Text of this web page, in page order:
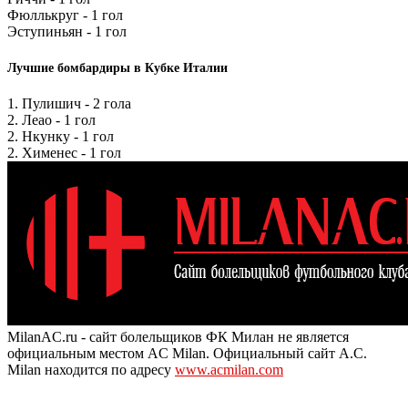
Фюллькруг - 1 гол
Эступиньян - 1 гол
Лучшие бомбардиры в Кубке Италии
1. Пулишич - 2 гола
2. Леао - 1 гол
2. Нкунку - 1 гол
2. Хименес - 1 гол
MilanAC.ru - сайт болельщиков ФК Милан не является
официальным местом AC Milan. Официальный сайт A.C.
Milan находится по адресу www.acmilan.com